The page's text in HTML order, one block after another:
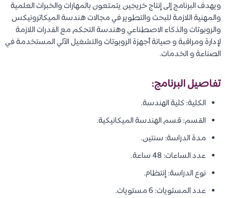
ويهدف البرنامج إلى إنتاج خريجين يتمتعون بالمهارات والخبرات العلمية
والمهنية اللازمة للبحث والتطوير في مجالات هندسة الميكاترونيكس
والروبوتات والذكاء الاصطناعي وهندسة التحكم مع القدرات اللازمة
لإدارة ومراقبة و صيانة أجهزة الروبوتات والتشغيل الآلي المستخدمة في
الصناعة و الخدمات.
تفاصيل البرنامج:
الكلية: كلية الهندسة.
القسم: قسم الهندسة الميكانيكية.
مدة الدراسة: سنتين.
عدد الساعات: 48 ساعة.
نوع الدراسة: إنتظام.
عدد المستويات: 6 مستويات.